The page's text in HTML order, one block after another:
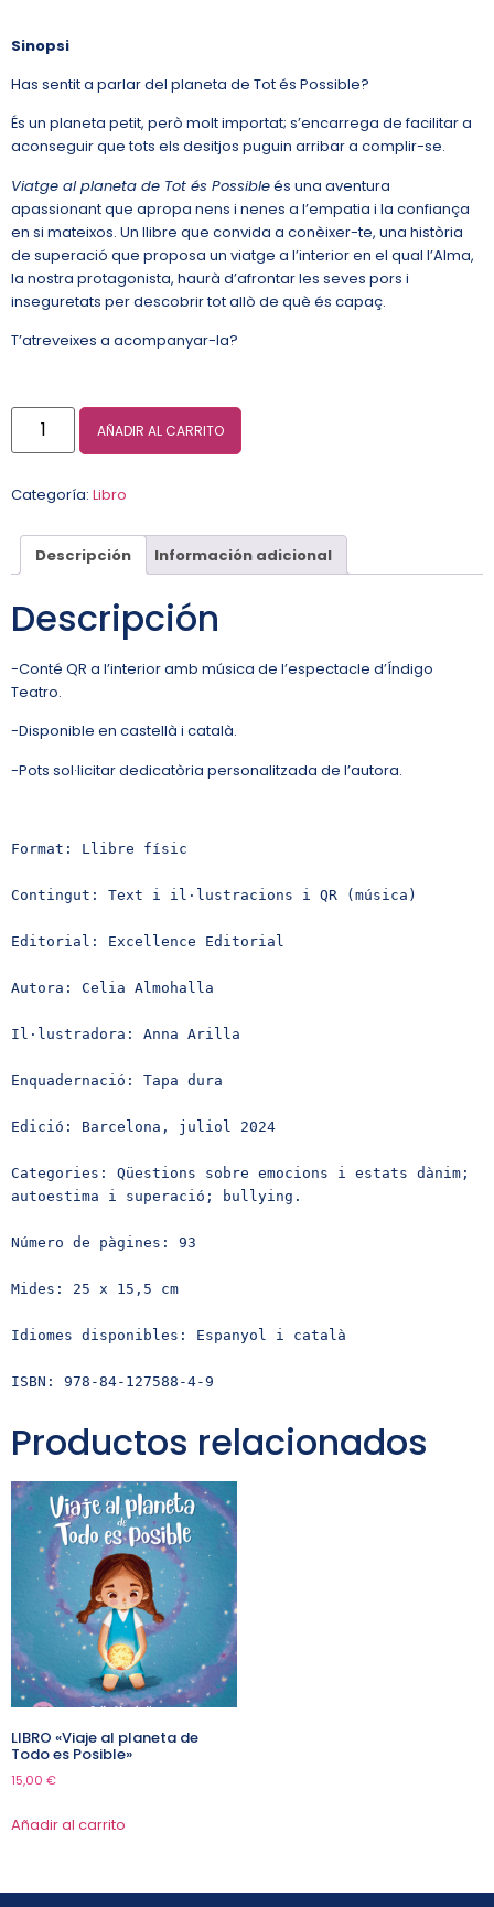
Sinopsi
Has sentit a parlar del planeta de Tot és Possible?
És un planeta petit, però molt importat; s’encarrega de facilitar a
aconseguir que tots els desitjos puguin arribar a complir-se.
Viatge al planeta de Tot és Possibleés una aventura
apassionant que apropa nens i nenes a l’empatia i la confiança
en si mateixos. Un llibre que convida a conèixer-te, una història
de superació que proposa un viatge a l’interior en el qual l’Alma,
la nostra protagonista, haurà d’afrontar les seves pors i
inseguretats per descobrir tot allò de què és capaç.
T’atreveixes a acompanyar-la?
AÑADIR AL CARRITO
Categoría: Libro
Descripción Información adicional
Descripción
-Conté QR a l’interior amb música de l’espectacle d’Índigo
Teatro.
-Disponible en castellà i català.
-Pots sol·licitar dedicatòria personalitzada de l’autora.
Format: Llibre físic
Contingut: Text i il·lustracions i QR (música)
Editorial: Excellence Editorial
Autora: Celia Almohalla
Il·lustradora: Anna Arilla
Enquadernació: Tapa dura
Edició: Barcelona, ​​juliol 2024
Categories: Qüestions sobre emocions i estats dànim;
autoestima i superació; bullying.
Número de pàgines: 93
Mides: 25 x 15,5 cm
Idiomes disponibles: Espanyol i català
ISBN: 978-84-127588-4-9
Productos relacionados
LIBRO «Viaje al planeta de
Todo es Posible»
15,00 €
Añadir al carrito